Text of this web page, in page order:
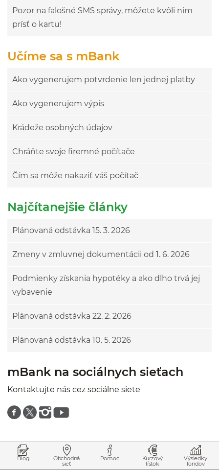
Pozor na falošné SMS správy, môžete kvôli nim
prísť o kartu!
Učíme sa s mBank
Ako vygenerujem potvrdenie len jednej platby
Ako vygenerujem výpis
Krádeže osobných údajov
Chráňte svoje firemné počítače
Čím sa môže nakaziť váš počítač
Najčítanejšie články
Plánovaná odstávka 15. 3. 2026
Zmeny v zmluvnej dokumentácii od 1. 6. 2026
Podmienky získania hypotéky a ako dlho trvá jej
vybavenie
Plánovaná odstávka 22. 2. 2026
Plánovaná odstávka 10. 5. 2026
mBank na sociálnych sieťach
Kontaktujte nás cez sociálne siete
Znajdź nas na facebooku
Znajdź nas na twitterze
Znajdź nas na instagramie
Znajdź nas na youtube
Blog Obchodná
sieť
Pomoc Kurzový
lístok
Výsledky
fondov